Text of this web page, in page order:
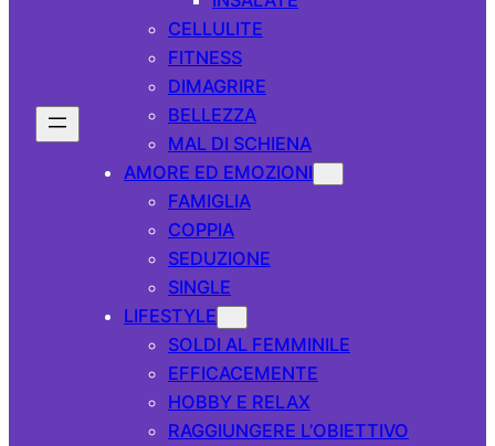
CELLULITE
FITNESS
DIMAGRIRE
BELLEZZA
MAL DI SCHIENA
AMORE ED EMOZIONI
FAMIGLIA
COPPIA
SEDUZIONE
SINGLE
LIFESTYLE
SOLDI AL FEMMINILE
EFFICACEMENTE
HOBBY E RELAX
RAGGIUNGERE L’OBIETTIVO